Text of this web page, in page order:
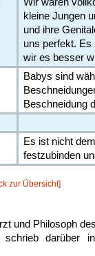
kleine Jungen
und ihre
uns perfekt. Es
wir es besser
Babys sind
Beschneidung
Es ist nicht
festzubinden
zur Übersicht]
und Philosoph
darüber